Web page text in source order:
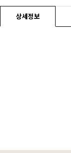
상세정보